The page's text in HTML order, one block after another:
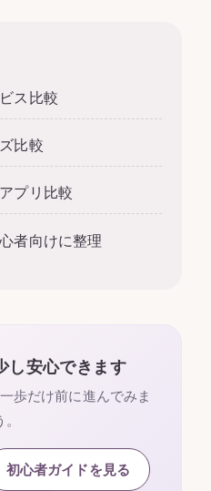
ス比較
比較
プリ比較
者向けに整理
し安心できます
歩だけ前に進んでみま
初心者ガイドを見る